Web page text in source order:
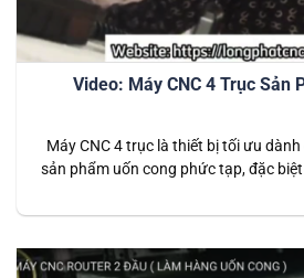
Video: Máy CNC 4 Trục Sản
Máy CNC 4 trục là thiết bị tối ưu
sản phẩm uốn cong phức tạp, đặc
cho phép xử lý chi tiết ở nhiều góc